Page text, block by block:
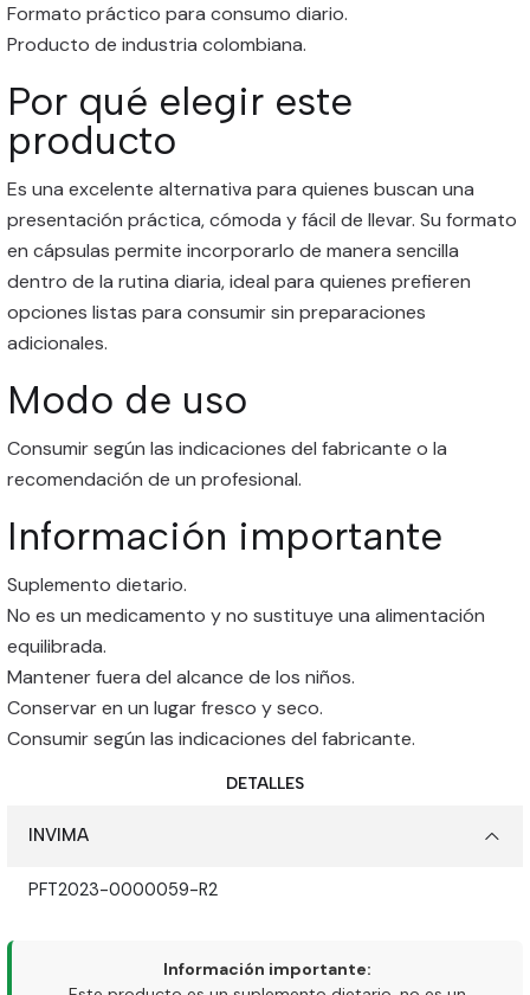
Formato práctico para consumo diario.
Producto de industria colombiana.
Por qué elegir este
producto
Es una excelente alternativa para quienes buscan una
presentación práctica, cómoda y fácil de llevar. Su formato
en cápsulas permite incorporarlo de manera sencilla
dentro de la rutina diaria, ideal para quienes prefieren
opciones listas para consumir sin preparaciones
adicionales.
Modo de uso
Consumir según las indicaciones del fabricante o la
recomendación de un profesional.
Información importante
Suplemento dietario.
No es un medicamento y no sustituye una alimentación
equilibrada.
Mantener fuera del alcance de los niños.
Conservar en un lugar fresco y seco.
Consumir según las indicaciones del fabricante.
DETALLES
INVIMA
PFT2023-0000059-R2
Información importante: